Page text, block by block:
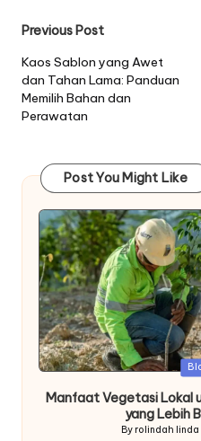
Post
navigation
Previous Post
Kaos Sablon yang Awet
dan Tahan Lama: Panduan
Memilih Bahan dan
Perawatan
Post You Might Like
Manfaat Vegetasi Lokal
yang Lebih
Posted
By rolindah linda